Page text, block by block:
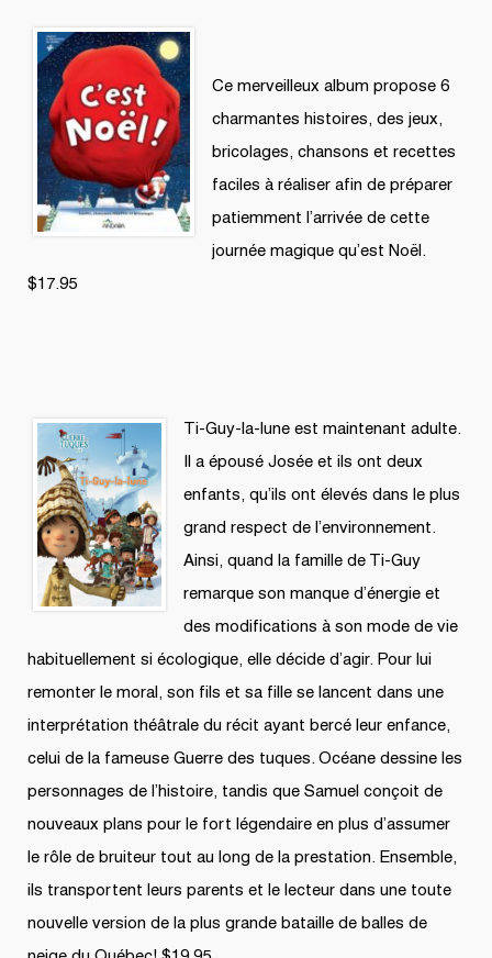
Ce merveilleux album propose 6
charmantes histoires, des jeux,
bricolages, chansons et recettes
faciles à réaliser afin de préparer
patiemment l’arrivée de cette
journée magique qu’est Noël.
$17.95
Ti-Guy-la-lune est maintenant adulte.
Il a épousé Josée et ils ont deux
enfants, qu’ils ont élevés dans le plus
grand respect de l’environnement.
Ainsi, quand la famille de Ti-Guy
remarque son manque d’énergie et
des modifications à son mode de vie
habituellement si écologique, elle décide d’agir. Pour lui
remonter le moral, son fils et sa fille se lancent dans une
interprétation théâtrale du récit ayant bercé leur enfance,
celui de la fameuse Guerre des tuques. Océane dessine les
personnages de l’histoire, tandis que Samuel conçoit de
nouveaux plans pour le fort légendaire en plus d’assumer
le rôle de bruiteur tout au long de la prestation. Ensemble,
ils transportent leurs parents et le lecteur dans une toute
nouvelle version de la plus grande bataille de balles de